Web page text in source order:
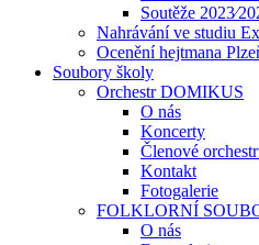
Soutěže
Nahrávání ve studiu
Ocenění hejtmana
Soubory školy
Orchestr DOMIKUS
O nás
Koncerty
Členové
Kontakt
Fotogalerie
FOLKLORNÍ
O nás